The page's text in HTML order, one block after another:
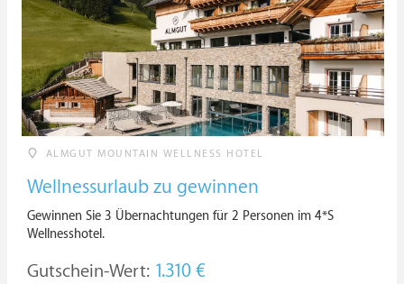
ALMGUT MOUNTAIN WELLNESS HOTEL
Wellnessurlaub zu gewinnen
Gewinnen Sie 3 Übernachtungen für 2 Personen im 4*S
Wellnesshotel.
Gutschein-Wert: 1.310 €